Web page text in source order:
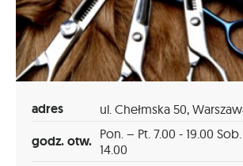
adres ul. Chełmska 50,
godz. otw. Pon. – Pt. 7.00 - 19.00
14.00